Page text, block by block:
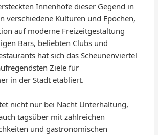
Innenhöfe dieser Gegend in
verschiedene Kulturen und Epochen,
auf moderne Freizeitgestaltung
Bars, beliebten Clubs und
hat sich das Scheunenviertel
Ziele für
in der Stadt etabliert.
nicht nur bei Nacht Unterhaltung,
tagsüber mit zahlreichen
und gastronomischen